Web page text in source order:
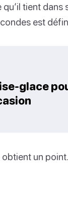
tient dans
est
glace
un point.